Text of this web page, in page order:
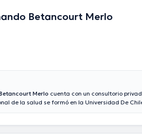
Betancourt Merlo
Merlo cuenta con un consultorio
de la salud se formó en la Universidad De